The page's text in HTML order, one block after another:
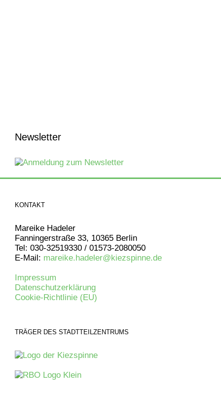
Newsletter
KONTAKT
Mareike Hadeler
Fanningerstraße 33, 10365 Berlin
Tel: 030-32519330 / 01573-2080050
E-Mail: mareike.hadeler@kiezspinne.de
Impressum
Datenschutzerklärung
Cookie-Richtlinie (EU)
TRÄGER DES STADTTEILZENTRUMS